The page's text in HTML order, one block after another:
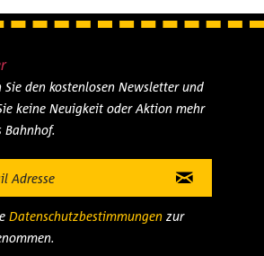
Sie den kostenlosen Newsletter und
keine Neuigkeit oder Aktion mehr
Bahnhof.
Datenschutzbestimmungenzur